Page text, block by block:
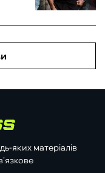
яких матеріалів